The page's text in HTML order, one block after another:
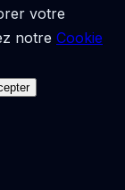
votre
notre Cookie